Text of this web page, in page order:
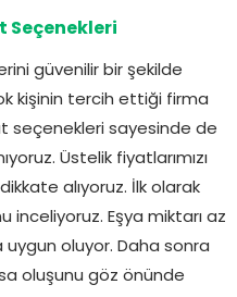
Seçenekleri
güvenilir bir şekilde
kişinin tercih ettiği firma
seçenekleri sayesinde de
Üstelik fiyatlarımızı
alıyoruz. İlk olarak
inceliyoruz. Eşya miktarı az
oluyor. Daha sonra
oluşunu göz önünde